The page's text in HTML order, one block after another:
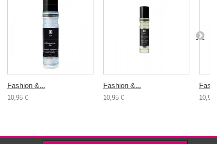
Fashion &...
10,95 €
Fashion &...
10,95 € 10,95